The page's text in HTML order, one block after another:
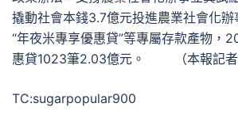
撬動社會本錢3.7億元投進農業社會化辦
“年夜米專享優惠貸”等專屬存款產物，
惠貸1023筆2.03億元。 （本報記者
TC:sugarpopular900